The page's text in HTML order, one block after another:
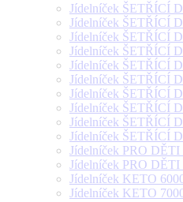
Jídelníček ŠETŘÍCÍ
Jídelníček ŠETŘÍCÍ
Jídelníček ŠETŘÍCÍ
Jídelníček ŠETŘÍCÍ
Jídelníček ŠETŘÍCÍ
Jídelníček ŠETŘÍCÍ
Jídelníček ŠETŘÍCÍ
Jídelníček ŠETŘÍCÍ
Jídelníček ŠETŘÍCÍ
Jídelníček ŠETŘÍCÍ
Jídelníček PRO DĚTI
Jídelníček PRO DĚTI
Jídelníček KETO
Jídelníček KETO